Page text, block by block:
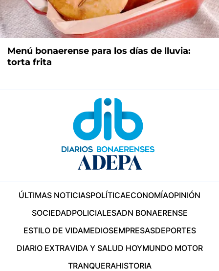
Menú bonaerense para los días de lluvia:
torta frita
ÚLTIMAS NOTICIASPOLÍTICAECONOMÍAOPINIÓN
SOCIEDADPOLICIALESADN BONAERENSE
ESTILO DE VIDAMEDIOSEMPRESASDEPORTES
DIARIO EXTRAVIDA Y SALUD HOYMUNDO MOTOR
TRANQUERAHISTORIA